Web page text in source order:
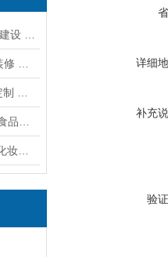
详细
补充
验